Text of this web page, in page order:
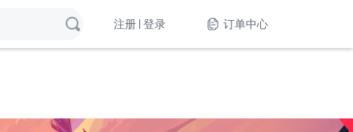
注册 登录 订单中心